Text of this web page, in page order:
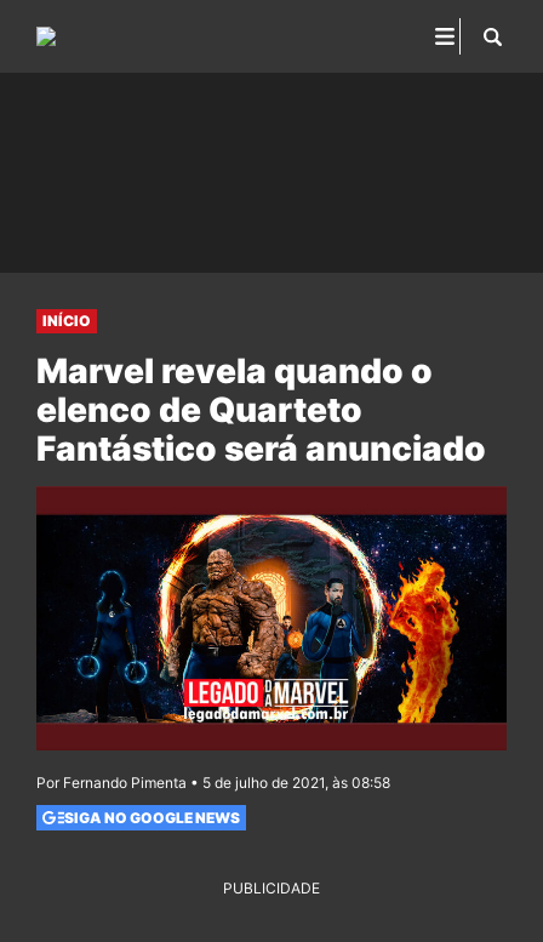
INÍCIO
Marvel revela quando o
elenco de Quarteto
Fantástico será anunciado
Por Fernando Pimenta • 5 de julho de 2021, às 08:58
SIGA NO GOOGLE NEWS
PUBLICIDADE